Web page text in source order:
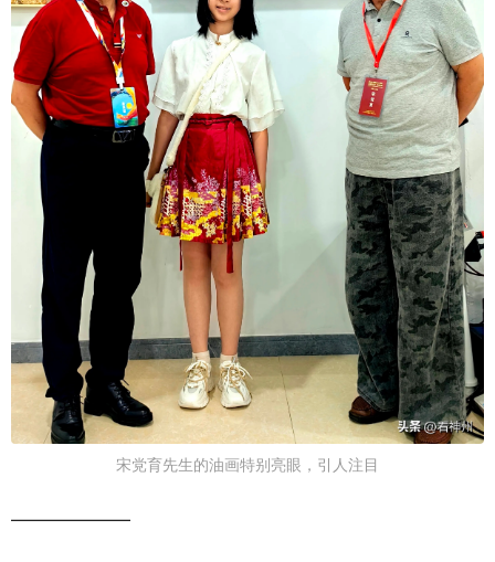
宋党育先生的油画特别亮眼，引人注目
——————